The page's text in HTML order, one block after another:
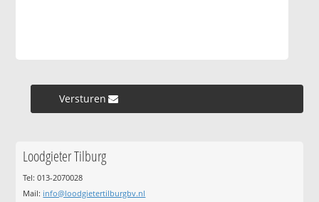
Versturen »
Loodgieter Tilburg
Tel: 013-2070028
Mail: info@loodgietertilburgbv.nl